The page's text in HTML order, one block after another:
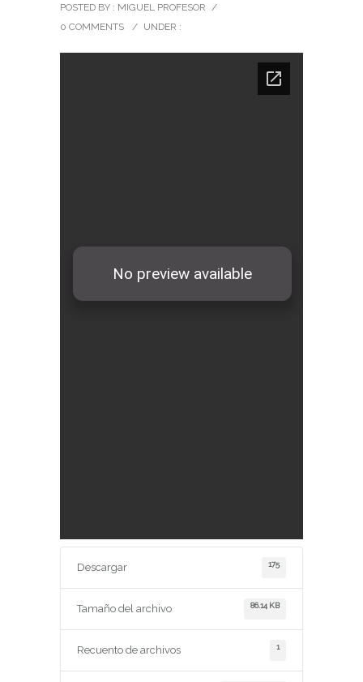
POSTED BY : MIGUEL PROFESOR /
0 COMMENTS
/ UNDER :
Descargar 175
Tamaño del archivo 86.14 KB
Recuento de archivos 1